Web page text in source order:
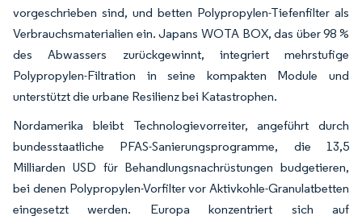
vorgeschrieben sind, und betten Polypropylen-Tiefenfilter als
Verbrauchsmaterialien ein. Japans WOTA BOX, das über 98 %
des Abwassers zurückgewinnt, integriert mehrstufige
Polypropylen-Filtration in seine kompakten Module und
unterstützt die urbane Resilienz bei Katastrophen.
Nordamerika bleibt Technologievorreiter, angeführt durch
bundesstaatliche PFAS-Sanierungsprogramme, die 13,5
Milliarden USD für Behandlungsnachrüstungen budgetieren,
bei denen Polypropylen-Vorfilter vor Aktivkohle-Granulatbetten
eingesetzt werden. Europa konzentriert sich auf